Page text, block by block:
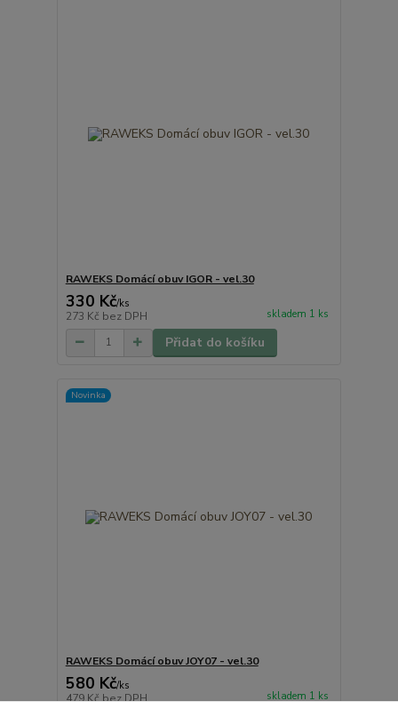
RAWEKS Domácí obuv IGOR - vel.30
330 Kč/ks
273 Kč bez DPH skladem 1 ks
Přidat do košíku
Novinka
RAWEKS Domácí obuv JOY07 - vel.30
580 Kč/ks
479 Kčbez DPH skladem 1 ks